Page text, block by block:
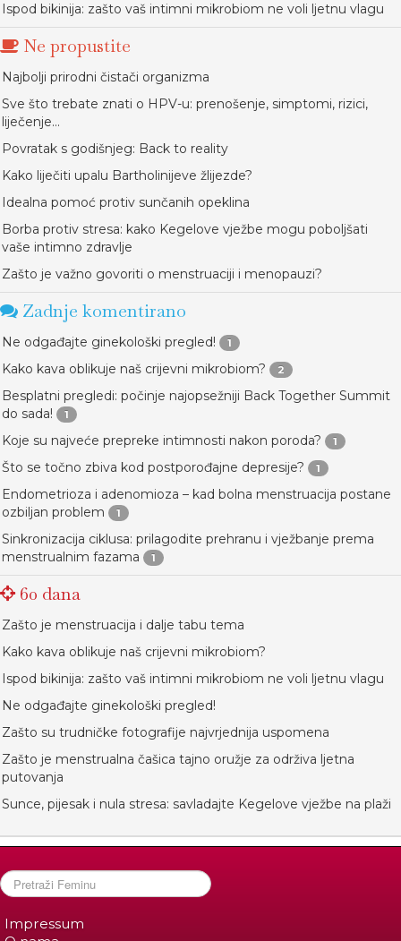
Ispod bikinija: zašto vaš intimni mikrobiom ne voli ljetnu vlagu
Ne propustite
Najbolji prirodni čistači organizma
Sve što trebate znati o HPV-u: prenošenje, simptomi, rizici,
liječenje...
Povratak s godišnjeg: Back to reality
Kako liječiti upalu Bartholinijeve žlijezde?
Idealna pomoć protiv sunčanih opeklina
Borba protiv stresa: kako Kegelove vježbe mogu poboljšati
vaše intimno zdravlje
Zašto je važno govoriti o menstruaciji i menopauzi?
Zadnje komentirano
Ne odgađajte ginekološki pregled! 1
Kako kava oblikuje naš crijevni mikrobiom? 2
Besplatni pregledi: počinje najopsežniji Back Together Summit
do sada!
1
Koje su najveće prepreke intimnosti nakon poroda? 1
Što se točno zbiva kod postporođajne depresije? 1
Endometrioza i adenomioza – kad bolna menstruacija postane
ozbiljan problem
1
Sinkronizacija ciklusa: prilagodite prehranu i vježbanje prema
menstrualnim fazama
1
60 dana
Zašto je menstruacija i dalje tabu tema
Kako kava oblikuje naš crijevni mikrobiom?
Ispod bikinija: zašto vaš intimni mikrobiom ne voli ljetnu vlagu
Ne odgađajte ginekološki pregled!
Zašto su trudničke fotografije najvrjednija uspomena
Zašto je menstrualna čašica tajno oružje za održiva ljetna
putovanja
Sunce, pijesak i nula stresa: savladajte Kegelove vježbe na plaži
Impressum